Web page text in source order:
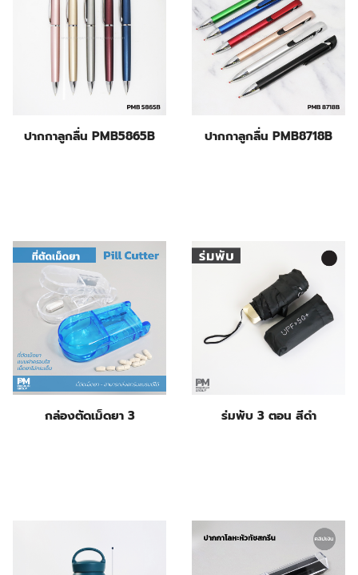
ปากกาลูกลื่น PMB5865B ปากกาลูกลื่น PMB8718B
กล่องตัดเม็ดยา 3 ร่มพับ 3 ตอน สีดำ